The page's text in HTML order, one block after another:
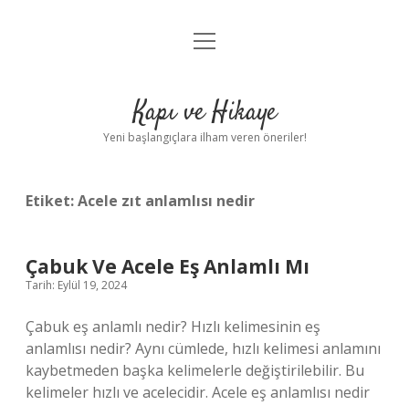
Anasayfa
Yasal Uyarı
menüyü
Kapı ve Hikaye
Yeni başlangıçlara ilham veren öneriler!
Etiket:Acele zıt anlamlısı nedir
Çabuk Ve Acele Eş Anlamlı Mı
Tarih: Eylül 19, 2024
Çabuk eş anlamlı nedir? Hızlı kelimesinin eş
anlamlısı nedir? Aynı cümlede, hızlı kelimesi anlamını
kaybetmeden başka kelimelerle değiştirilebilir. Bu
kelimeler hızlı ve acelecidir. Acele eş anlamlısı nedir